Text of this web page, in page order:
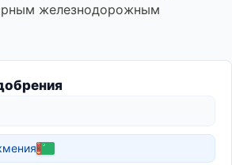
железнодорожным